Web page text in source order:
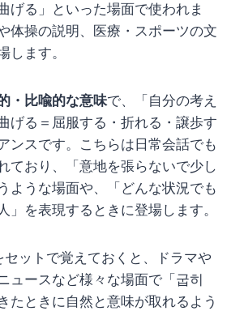
げる」といった場面で使われま
体操の説明、医療・スポーツの文
します。
・比喩的な意味で、「自分の考え
げる＝屈服する・折れる・譲歩す
ンスです。こちらは日常会話でも
ており、「意地を張らないで少し
ような場面や、「どんな状況でも
」を表現するときに登場します。
セットで覚えておくと、ドラマや
ュースなど様々な場面で「굽히
たときに自然と意味が取れるよう